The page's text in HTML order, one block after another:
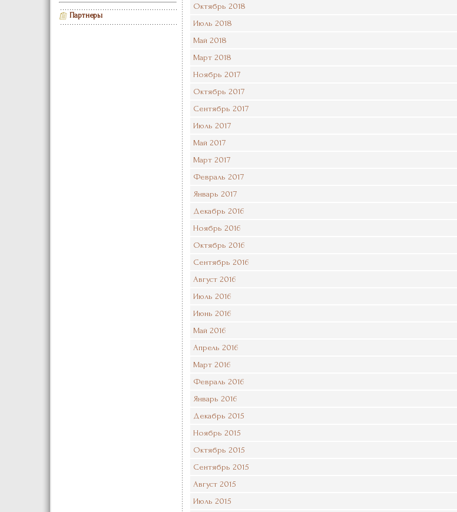
Партнеры
Октябрь 2018
Июль 2018
Май 2018
Март 2018
Ноябрь 2017
Октябрь 2017
Сентябрь 2017
Июль 2017
Май 2017
Март 2017
Февраль 2017
Январь 2017
Декабрь 2016
Ноябрь 2016
Октябрь 2016
Сентябрь 2016
Август 2016
Июль 2016
Июнь 2016
Май 2016
Апрель 2016
Март 2016
Февраль 2016
Январь 2016
Декабрь 2015
Ноябрь 2015
Октябрь 2015
Сентябрь 2015
Август 2015
Июль 2015